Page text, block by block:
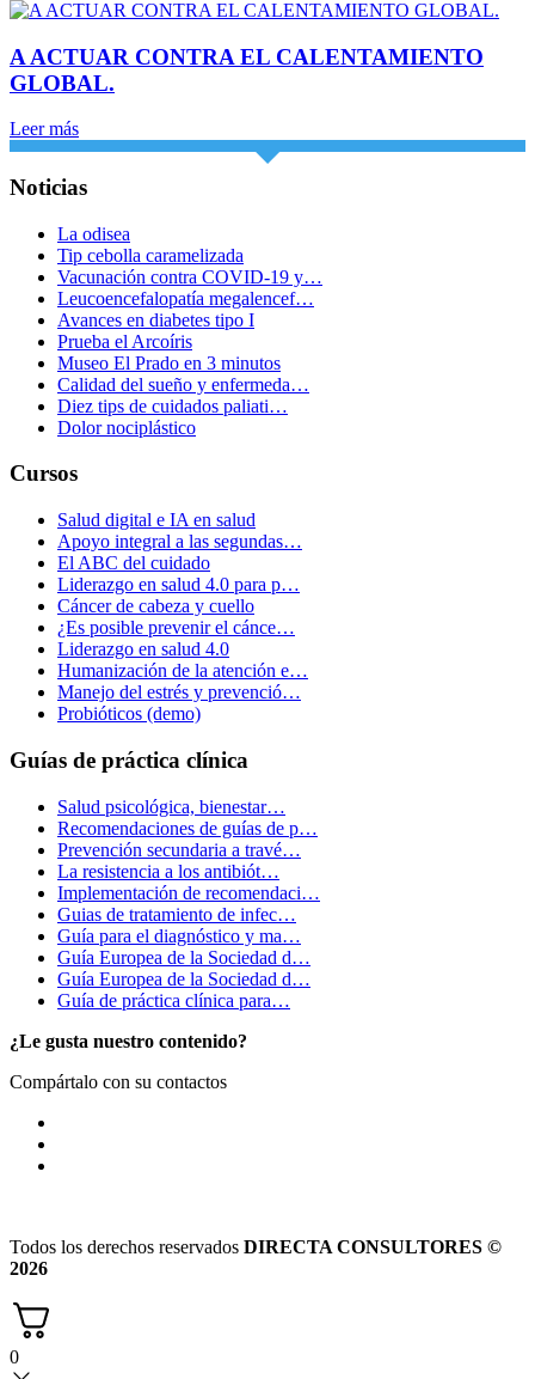
A ACTUAR CONTRA EL CALENTAMIENTO
GLOBAL.
Leer más
Noticias
La odisea
Tip cebolla caramelizada
Vacunación contra COVID-19 y…
Leucoencefalopatía megalencef…
Avances en diabetes tipo I
Prueba el Arcoíris
Museo El Prado en 3 minutos
Calidad del sueño y enfermeda…
Diez tips de cuidados paliati…
Dolor nociplástico
Cursos
Salud digital e IA en salud
Apoyo integral a las segundas…
El ABC del cuidado
Liderazgo en salud 4.0 para p…
Cáncer de cabeza y cuello
¿Es posible prevenir el cánce…
Liderazgo en salud 4.0
Humanización de la atención e…
Manejo del estrés y prevenció…
Probióticos (demo)
Guías de práctica clínica
Salud psicológica, bienestar…
Recomendaciones de guías de p…
Prevención secundaria a travé…
La resistencia a los antibiót…
Implementación de recomendaci…
Guias de tratamiento de infec…
Guía para el diagnóstico y ma…
Guía Europea de la Sociedad d…
Guía Europea de la Sociedad d…
Guía de práctica clínica para…
¿Le gusta nuestro contenido?
Compártalo con su contactos
Todos los derechos reservados DIRECTA CONSULTORES ©
2026
0